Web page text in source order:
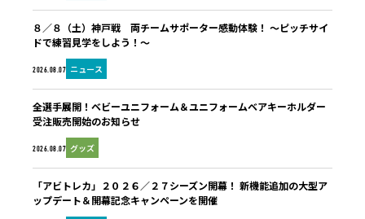
2026.08.07 ニュース
８／８（土）神戸戦 両チームサポーター感動体験！ ～ピッチサイ
ドで練習見学をしよう！～
2026.08.07 グッズ
全選手展開！ベビーユニフォーム＆ユニフォームベアキーホルダー
受注販売開始のお知らせ
「アビトレカ」２０２６／２７シーズン開幕！ 新機能追加の大型ア
ップデート＆開幕記念キャンペーンを開催